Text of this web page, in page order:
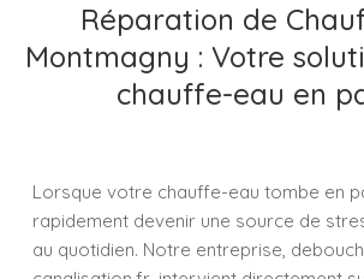
Réparation de
Montmagny : Votre
chauffe-eau en
Lorsque votre chauffe-eau tombe en
rapidement devenir une source de
au quotidien. Notre entreprise,